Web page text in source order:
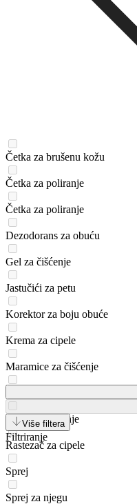
Četka za brušenu kožu
Četka za poliranje
Četka za poliranje
Dezodorans za obuću
Gel za čišćenje
Jastučići za petu
Korektor za boju obuće
Krema za cipele
Maramice za čišćenje
Pjena za čišćenje
Rastezač za cipele
Sprej
Sprej za njegu
Više filtera
Filtriranje